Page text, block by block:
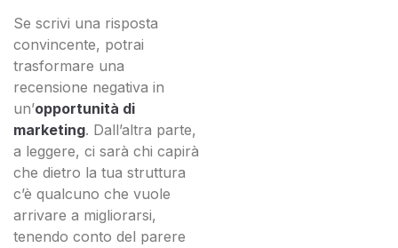
Se scrivi una risposta
convincente, potrai
trasformare una
recensione negativa in
un’opportunità di
marketing. Dall’altra parte,
a leggere, ci sarà chi capirà
che dietro la tua struttura
c’è qualcuno che vuole
arrivare a migliorarsi,
tenendo conto del parere